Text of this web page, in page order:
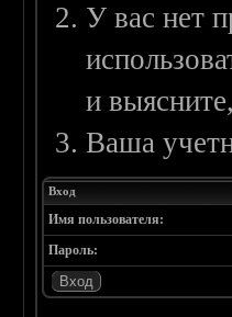
У вас нет
и
Ваша
Вход
Имя пользователя:
Пароль: